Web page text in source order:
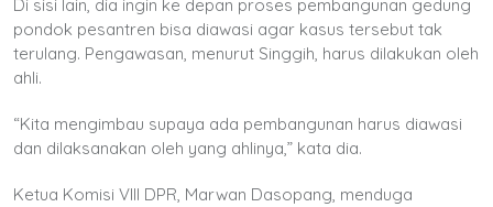
Di sisi lain, dia ingin ke depan proses pembangunan gedung
pondok pesantren bisa diawasi agar kasus tersebut tak
terulang. Pengawasan, menurut Singgih, harus dilakukan oleh
ahli.
“Kita mengimbau supaya ada pembangunan harus diawasi
dan dilaksanakan oleh yang ahlinya,” kata dia.
Ketua Komisi VIII DPR, Marwan Dasopang, menduga